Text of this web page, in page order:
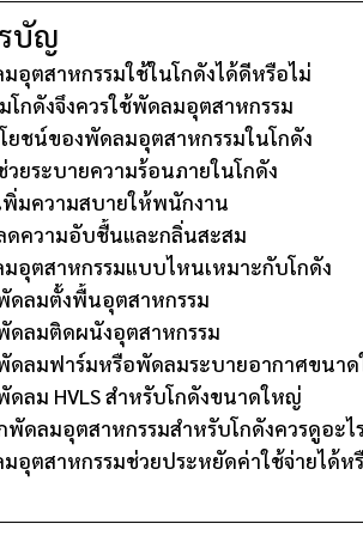
บัญ
อุตสาหกรรมใช้ในโกดังได้ดีหรือไม่
โกดังจึงควรใช้พัดลมอุตสาหกรรม
ยชน์ของพัดลมอุตสาหกรรมในโกดัง
วยระบายความร้อนภายในโกดัง
พิ่มความสบายให้พนักงาน
ดความอับชื้นและกลิ่นสะสม
อุตสาหกรรมแบบไหนเหมาะกับโกดัง
ดลมตั้งพื้นอุตสาหกรรม
ดลมติดผนังอุตสาหกรรม
ดลมฟาร์มหรือพัดลมระบายอากาศขนา
ดลม HVLS สำหรับโกดังขนาดใหญ่
พัดลมอุตสาหกรรมสำหรับโกดังควรดูอะไ
อุตสาหกรรมช่วยประหยัดค่าใช้จ่ายได้ห